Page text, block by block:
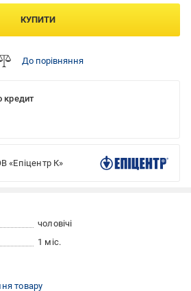
КУПИТИ
До порівняння
кредит
«Епіцентр К»
чоловічі
1 міс.
товару